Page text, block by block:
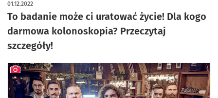
To badanie może ci uratować życie! Dla kogo
darmowa kolonoskopia? Przeczytaj
szczegóły!
01.12.2022